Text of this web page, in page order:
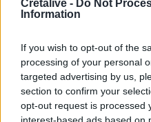
Cretalive - Do Not
Information
If you wish to opt-out of the
processing of your personal
targeted advertising by us,
section to confirm your
opt-out request is processed
Ροή ειδήσεων
05:52
ΕΝΦΙΑ: Τα λάθη στις
τσουχτερά πρόστιμα έως